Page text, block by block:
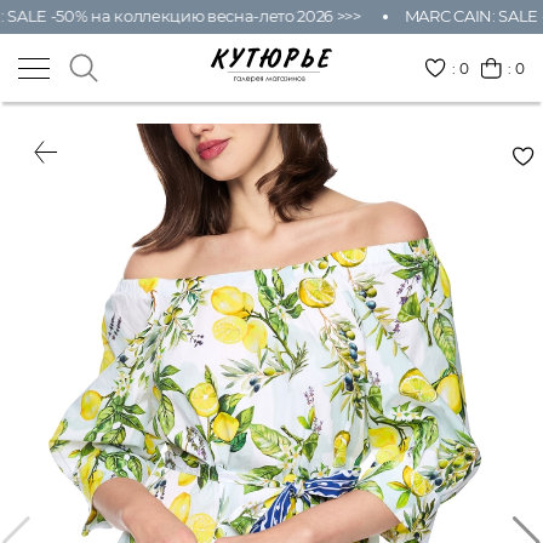
-50% на коллекцию весна-лето 2026 >>> MARC CAIN: SALE -
:0 : 0